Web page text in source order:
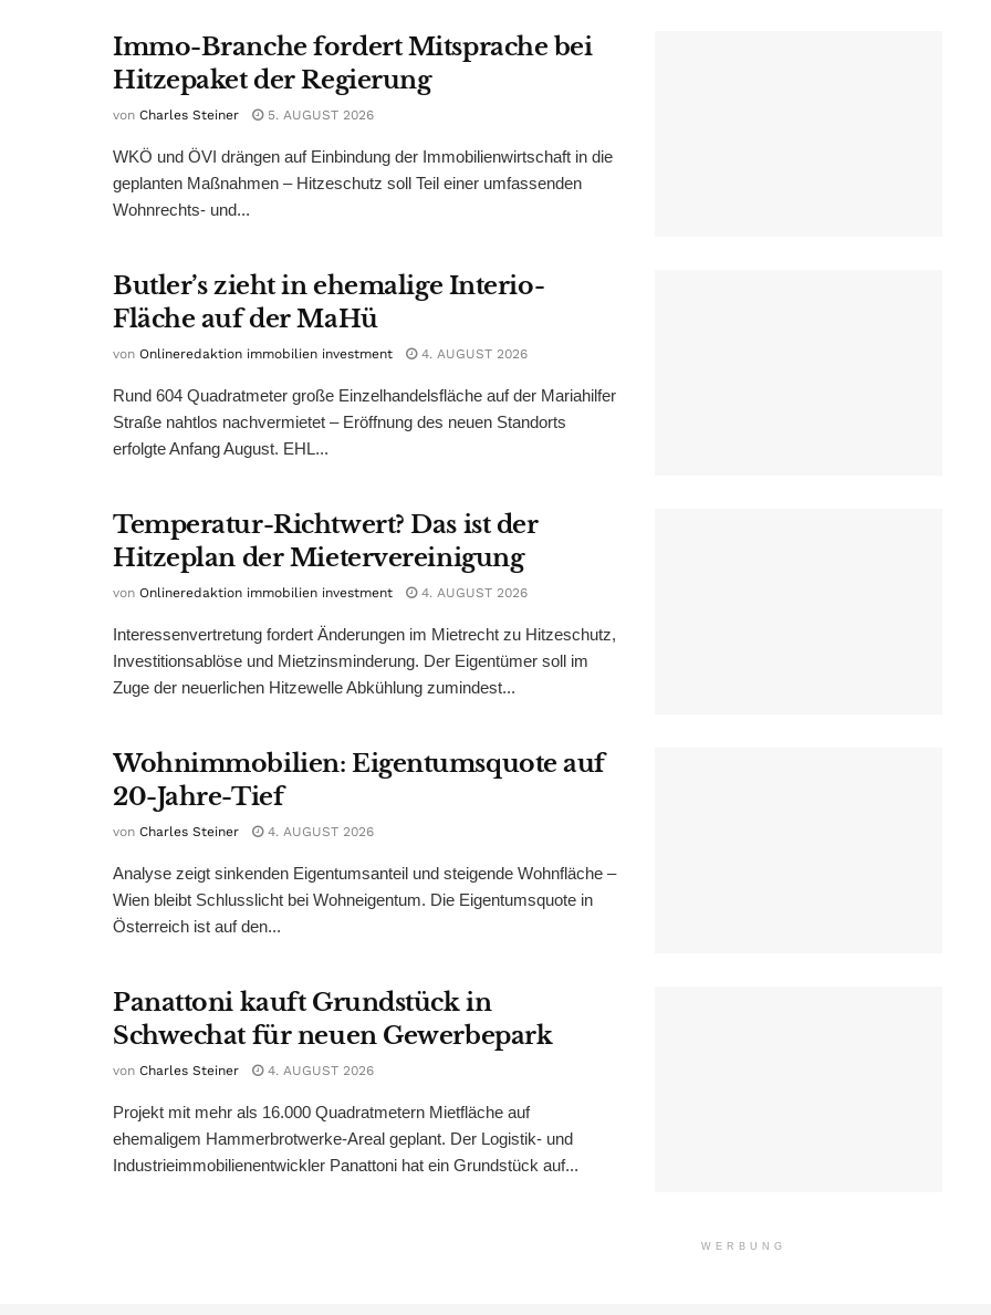
Immo-Branche fordert Mitsprache bei
Hitzepaket der Regierung
von Charles Steiner 5. AUGUST 2026
WKÖ und ÖVI drängen auf Einbindung der Immobilienwirtschaft in die
geplanten Maßnahmen – Hitzeschutz soll Teil einer umfassenden
Wohnrechts- und...
Butler’s zieht in ehemalige Interio-
Fläche auf der MaHü
von Onlineredaktion immobilien investment 4. AUGUST 2026
Rund 604 Quadratmeter große Einzelhandelsfläche auf der Mariahilfer
Straße nahtlos nachvermietet – Eröffnung des neuen Standorts
erfolgte Anfang August. EHL...
Temperatur-Richtwert? Das ist der
Hitzeplan der Mietervereinigung
von Onlineredaktion immobilien investment 4. AUGUST 2026
Interessenvertretung fordert Änderungen im Mietrecht zu Hitzeschutz,
Investitionsablöse und Mietzinsminderung. Der Eigentümer soll im
Zuge der neuerlichen Hitzewelle Abkühlung zumindest...
Wohnimmobilien: Eigentumsquote auf
20-Jahre-Tief
von Charles Steiner 4. AUGUST 2026
Analyse zeigt sinkenden Eigentumsanteil und steigende Wohnfläche –
Wien bleibt Schlusslicht bei Wohneigentum. Die Eigentumsquote in
Österreich ist auf den...
Panattoni kauft Grundstück in
Schwechat für neuen Gewerbepark
von Charles Steiner 4. AUGUST 2026
Projekt mit mehr als 16.000 Quadratmetern Mietfläche auf
ehemaligem Hammerbrotwerke-Areal geplant. Der Logistik- und
Industrieimmobilienentwickler Panattoni hat ein Grundstück auf...
WERBUNG